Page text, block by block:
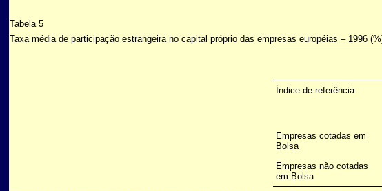
Tabela 5
Taxa média de participação estrangeira no capital próprio das empresas européias – 1996
Índice de referência
Empresas cotadas em
Bolsa
Empresas não cotadas
em Bolsa